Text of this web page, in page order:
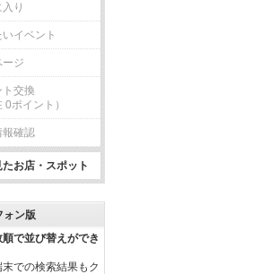
り
イベント
ージ
交換
0ポイント）
報確認
お店・スポット
ォン版
で並び替えができ
での検索結果もク